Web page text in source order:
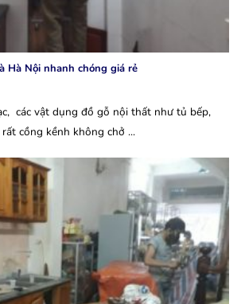
Hà Nội nhanh chóng giá rẻ
các vật dụng đồ gỗ nội thất như tủ bếp,
cồng kềnh không chở ...